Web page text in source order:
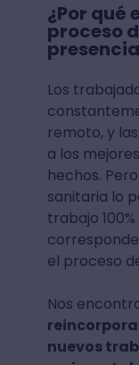
¿Por qué
proceso
Los
remoto, y
a los
hechos.
sanitaria lo
trabajo
el proceso
Nos
nuevos